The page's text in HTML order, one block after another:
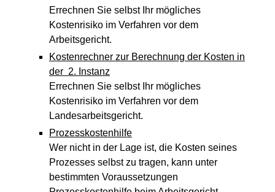
Errechnen Sie selbst Ihr mögliches
Kostenrisiko im Verfahren vor dem
Arbeitsgericht.
Kostenrechner zur Berechnung der Kosten in
der 2. Instanz
Errechnen Sie selbst Ihr mögliches
Kostenrisiko im Verfahren vor dem
Landesarbeitsgericht.
Prozesskostenhilfe
Wer nicht in der Lage ist, die Kosten seines
Prozesses selbst zu tragen, kann unter
bestimmten Voraussetzungen